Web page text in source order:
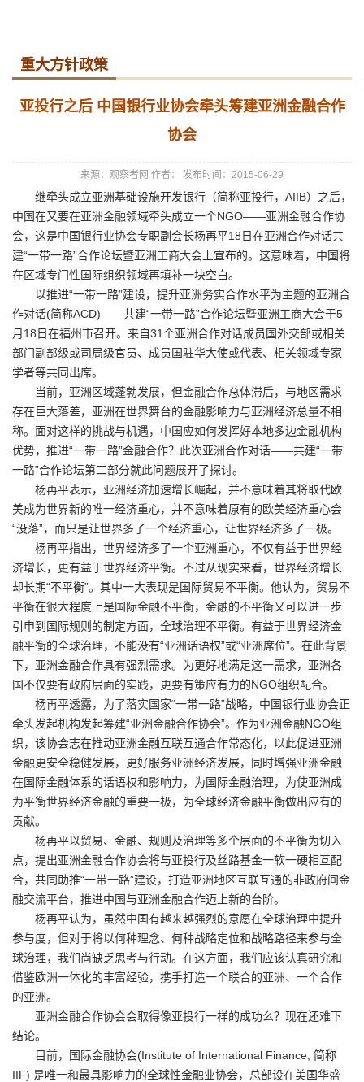
重大方针政策
亚投行之后 中国银行业协会牵头筹建亚洲金融合作
协会
来源：观察者网 作者： 发布时间：2015-06-29
继牵头成立亚洲基础设施开发银行（简称亚投行，AIIB）之后，
中国在又要在亚洲金融领域牵头成立一个NGO——亚洲金融合作协
会，这是中国银行业协会专职副会长杨再平18日在亚洲合作对话共
建“一带一路”合作论坛暨亚洲工商大会上宣布的。这意味着，中国将
在区域专门性国际组织领域再填补一块空白。
以推进“一带一路”建设，提升亚洲务实合作水平为主题的亚洲合
作对话(简称ACD)——共建“一带一路”合作论坛暨亚洲工商大会于5
月18日在福州市召开。来自31个亚洲合作对话成员国外交部或相关
部门副部级或司局级官员、成员国驻华大使或代表、相关领域专家
学者等共同出席。
当前，亚洲区域蓬勃发展，但金融合作总体滞后，与地区需求
存在巨大落差，亚洲在世界舞台的金融影响力与亚洲经济总量不相
称。面对这样的挑战与机遇，中国应如何发挥好本地多边金融机构
优势，推进“一带一路”金融合作？此次亚洲合作对话——共建“一带
一路”合作论坛第二部分就此问题展开了探讨。
杨再平表示，亚洲经济加速增长崛起，并不意味着其将取代欧
美成为世界新的唯一经济重心，并不意味着原有的欧美经济重心会
“没落”，而只是让世界多了一个经济重心，让世界经济多了一极。
杨再平指出，世界经济多了一个亚洲重心，不仅有益于世界经
济增长，更有益于世界经济平衡。不过从现实来看，世界经济增长
却长期“不平衡”。其中一大表现是国际贸易不平衡。他认为，贸易不
平衡在很大程度上是国际金融不平衡，金融的不平衡又可以进一步
引申到国际规则的制定方面，全球治理不平衡。有益于世界经济金
融平衡的全球治理，不能没有“亚洲话语权”或“亚洲席位”。在此背景
下，亚洲金融合作具有强烈需求。为更好地满足这一需求，亚洲各
国不仅要有政府层面的实践，更要有策应有力的NGO组织配合。
杨再平透露，为了落实国家“一带一路”战略，中国银行业协会正
牵头发起机构发起筹建“亚洲金融合作协会”。作为亚洲金融NGO组
织，该协会志在推动亚洲金融互联互通合作常态化，以此促进亚洲
金融更安全稳健发展，更好服务亚洲经济发展，同时增强亚洲金融
在国际金融体系的话语权和影响力，为国际金融治理，为使亚洲成
为平衡世界经济金融的重要一极，为全球经济金融平衡做出应有的
贡献。
杨再平以贸易、金融、规则及治理等多个层面的不平衡为切入
点，提出亚洲金融合作协会将与亚投行及丝路基金一软一硬相互配
合，共同助推“一带一路”建设，打造亚洲地区互联互通的非政府间金
融交流平台，推进中国与亚洲金融合作迈上新的台阶。
杨再平认为，虽然中国有越来越强烈的意愿在全球治理中提升
参与度，但对于将以何种理念、何种战略定位和战略路径来参与全
球治理，我们尚缺乏思考与行动。在这方面，我们应该认真研究和
借鉴欧洲一体化的丰富经验，携手打造一个联合的亚洲、一个合作
的亚洲。
亚洲金融合作协会会取得像亚投行一样的成功么？现在还难下
结论。
目前，国际金融协会(Institute of International Finance, 简称
IIF) 是唯一和最具影响力的全球性金融业协会，总部设在美国华盛